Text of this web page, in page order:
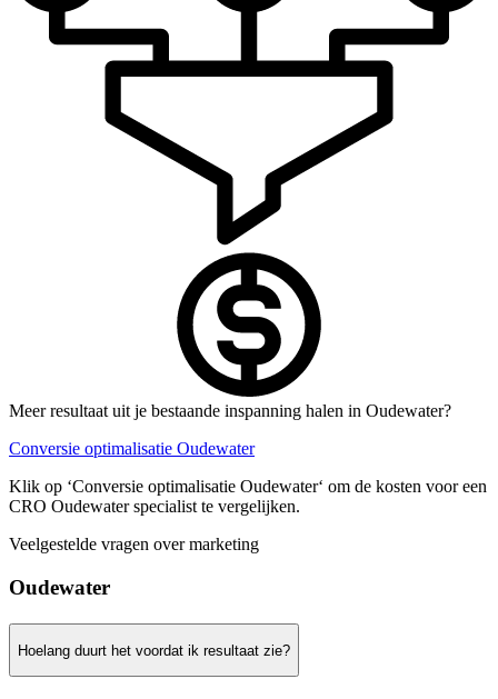
Meer resultaat uit je bestaande inspanning halen in Oudewater?
Conversie optimalisatie Oudewater
Klik op ‘Conversie optimalisatie Oudewater‘ om de kosten voor een
CRO Oudewater specialist te vergelijken.
Veelgestelde vragen over marketing
Oudewater
Hoelang duurt het voordat ik resultaat zie?